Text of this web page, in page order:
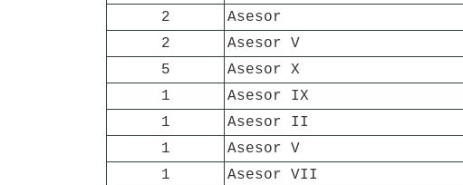
2
Asesor
2
Asesor V
5
Asesor X
1
Asesor IX
1
Asesor II
1
Asesor V
1
Asesor VII